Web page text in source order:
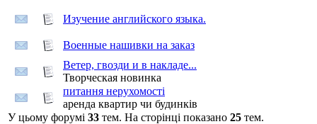
Изучение английского языка.
Военные нашивки на заказ
Ветер, гвозди и в накладе...
Творческая новинка
питання нерухомості
аренда квартир чи будинків
У цьому форумі 33 тем. На сторінці показано 25 тем.